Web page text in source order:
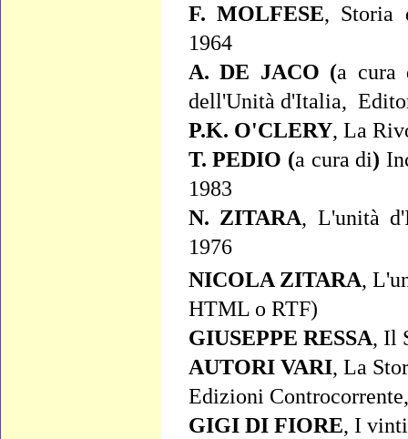
F. MOLFESE, Storia
1964
A. DE JACO (a
dell'Unità d'Italia,
P.K. O'CLERY, La
T. PEDIO (a cura di)
1983
N. ZITARA, L'unità
1976
NICOLA ZITARA,
HTML o RTF)
GIUSEPPE RESSA, Il
AUTORI VARI, La
Edizioni
GIGI DI FIORE, I